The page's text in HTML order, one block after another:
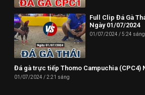
Full Clip Đá Gà
Ngày 01/07/2024
01/07/2024 5:24 sáng
Đá gà trực tiếp Thomo Campuchia (CPC4)
01/07/2024 2:21 sáng